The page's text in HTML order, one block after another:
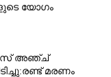
യോഗം
അഞ്ച്
മരണം
Share this link